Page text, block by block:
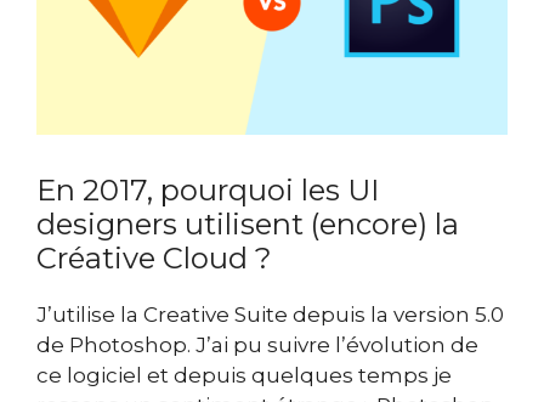
En 2017, pourquoi les UI
designers utilisent (encore) la
Créative Cloud ?
J’utilise la Creative Suite depuis la version 5.0
de Photoshop. J’ai pu suivre l’évolution de
ce logiciel et depuis quelques temps je